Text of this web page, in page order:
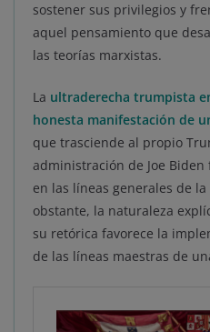
sostener sus privilegios y
aquel pensamiento que
las teorías marxistas.
La ultraderecha trumpista
honesta manifestación de
que trasciende al propio
administración de Joe Biden
en las líneas generales de
obstante, la naturaleza
su retórica favorece la
de las líneas maestras de